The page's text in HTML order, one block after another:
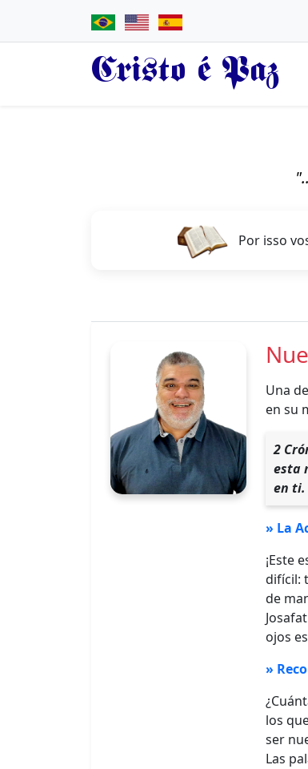
Cristo é Paz
Por isso
Una
en su
2
esta
en ti.
» La
¡Este
difícil:
de
ojos
»
los
ser
Las